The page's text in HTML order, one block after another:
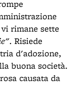
rimane sette
. Risiede
d'adozione,
buona società.
causata da